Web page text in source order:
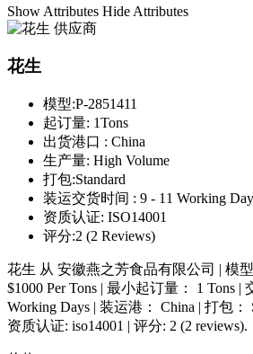
Show Attributes Hide Attributes
花生
模型:P-2851411
起订量: 1Tons
出货港口 : China
生产量: High Volume
打包:Standard
装运交货时间 : 9 - 11 Working
资质认证: ISO14001
评分:2 (2 Reviews)
花生 从 安徽燕之芳食品有限公司 | 模型
$1000 Per Tons | 最小起订量： 1 Tons |
Working Days | 装运港： China | 打包：
资质认证: iso14001 | 评分: 2 (2 reviews).